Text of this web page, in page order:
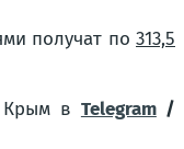
получат по 313,5
Крым в Telegram/